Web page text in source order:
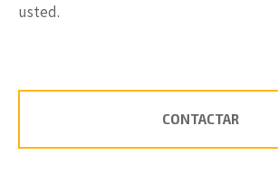
usted.
CONTACTAR